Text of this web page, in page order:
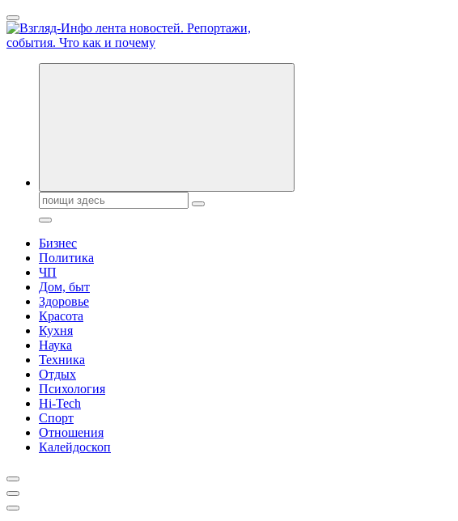
Перейти
к
содержанию
Обо всем и обо всех, что зачем и почему. Новости политики, бизнеса,
Поиск:
Бизнес
Политика
ЧП
Дом, быт
Здоровье
Красота
Кухня
Наука
Техника
Отдых
Психология
Hi-Tech
Спорт
Отношения
Калейдоскоп